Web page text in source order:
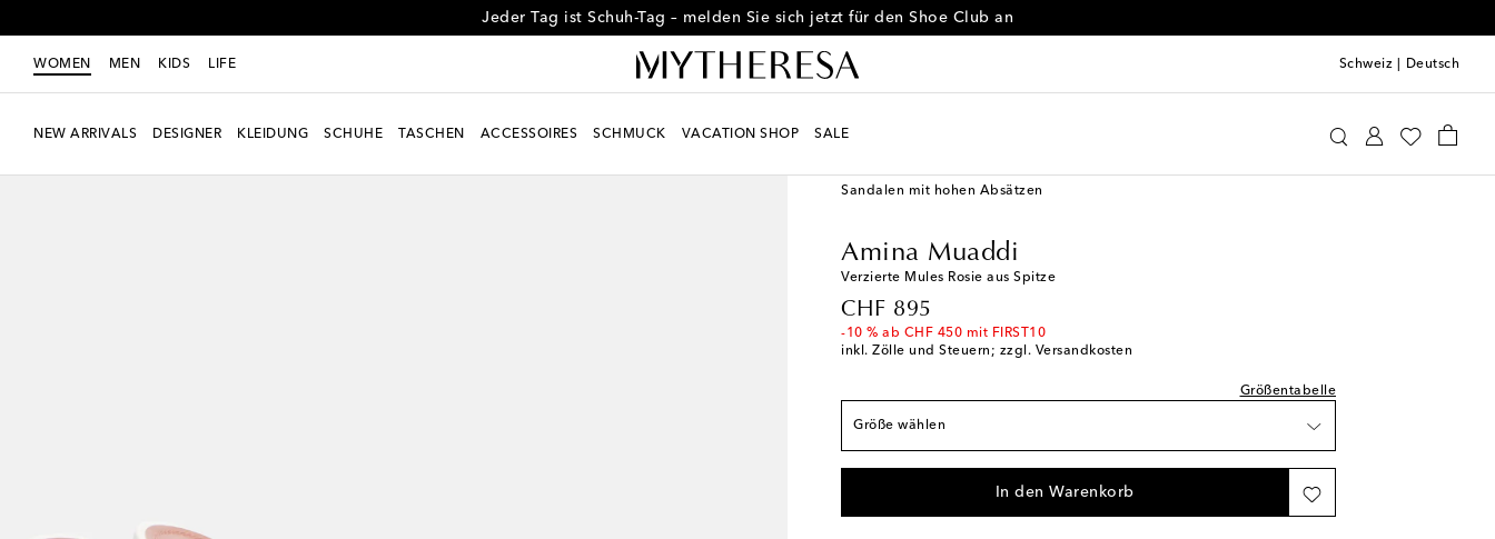
Jeder Tag ist Schuh-Tag – melden Sie sich jetzt für den Shoe Club an
WOMEN MEN KIDS LIFE Schweiz Deutsch
NEW ARRIVALS DESIGNER KLEIDUNG SCHUHE TASCHEN ACCESSOIRES SCHMUCK VACATION SHOP SALE
Sandalen mit hohen Absätzen
Amina Muaddi
Verzierte Mules Rosie aus Spitze
CHF 895
original price
-10 % ab CHF 450 mit FIRST10
inkl. Zölle und Steuern; zzgl. Versandkosten
Größentabelle
Größe wählen
EU 35 Auf die Wunschliste
EU 36 Geringe Verfügbarkeit
EU 37.5 Geringe Verfügbarkeit
EU 38.5 Geringe Verfügbarkeit
EU 39 Geringe Verfügbarkeit
Geringe VerfügbarkeitIn den Warenkorb